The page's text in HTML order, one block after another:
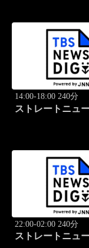
14:00-18:00 240分
ストレートニュ
22:00-02:00 240分
ストレートニュ